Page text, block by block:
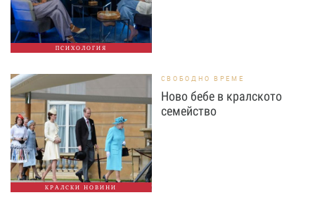
ПСИХОЛОГИЯ
КРАЛСКИ НОВИНИ
СВОБОДНО ВРЕМЕ
Ново бебе в кралското
семейство